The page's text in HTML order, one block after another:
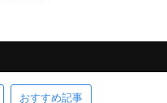
おすすめ記事